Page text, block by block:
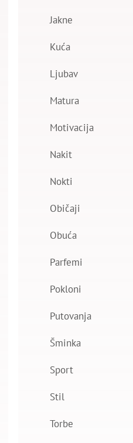
Jakne
Kuća
Ljubav
Matura
Motivacija
Nakit
Nokti
Običaji
Obuća
Parfemi
Pokloni
Putovanja
Šminka
Sport
Stil
Torbe